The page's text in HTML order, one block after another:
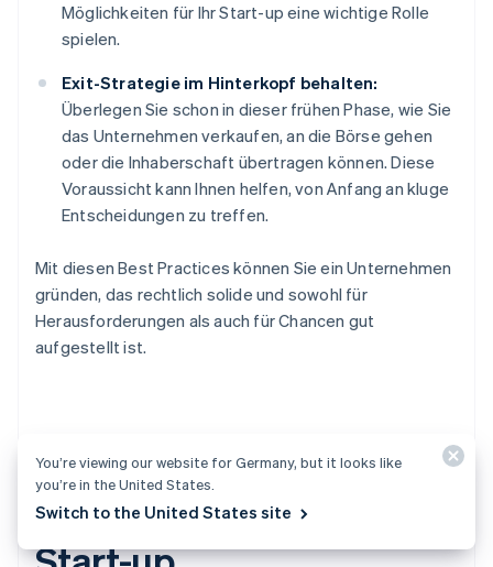
Möglichkeiten für Ihr Start-up eine wichtige Rolle
spielen.
Exit-Strategie im Hinterkopf behalten:
Überlegen Sie schon in dieser frühen Phase, wie Sie
das Unternehmen verkaufen, an die Börse gehen
oder die Inhaberschaft übertragen können. Diese
Voraussicht kann Ihnen helfen, von Anfang an kluge
Entscheidungen zu treffen.
Mit diesen Best Practices können Sie ein Unternehmen
gründen, das rechtlich solide und sowohl für
Herausforderungen als auch für Chancen gut
aufgestellt ist.
Ort der Gründung einer
Gesellschaft für ein
You’re viewing our website for Germany, but it looks like
you’re in the United States.
Switch to the United States site